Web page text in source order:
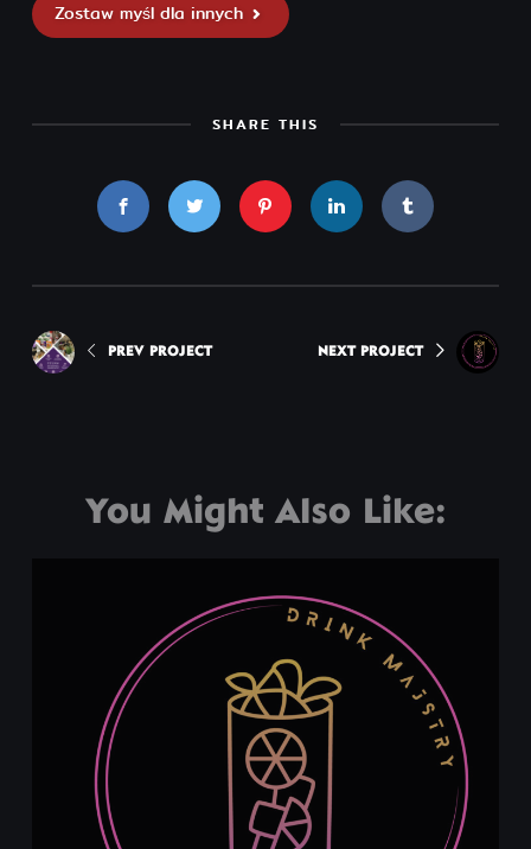
Zostaw myśl dla innych
SHARE THIS
PREV PROJECT NEXT PROJECT
You Might Also Like: